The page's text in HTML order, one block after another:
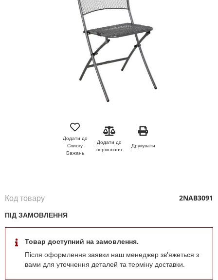
Додати до
Списку
Бажань
Додати до
порівняння
Друкувати
ПІД ЗАМОВЛЕННЯ
Товар доступний на замовлення.
Після оформлення заявки наш менеджер зв'яжеться з
вами для уточнення деталей та терміну доставки.
Код товару 2NAB3091